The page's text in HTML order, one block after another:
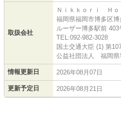
取扱会社
Ｎｉｋｋｏｒｉ Ｈｏ
福岡県福岡市博多区
ルーザー博多駅前 403
TEL:092-982-3028
国土交通大臣 (1) 第
公益社団法人 福岡県
情報更新日 2026年08月07日
更新予定日 2026年08月21日